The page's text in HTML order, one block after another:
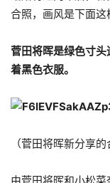
合照，画风是下面这
菅田将晖是绿色寸
着黑色衣服。
（菅田将晖新分享的